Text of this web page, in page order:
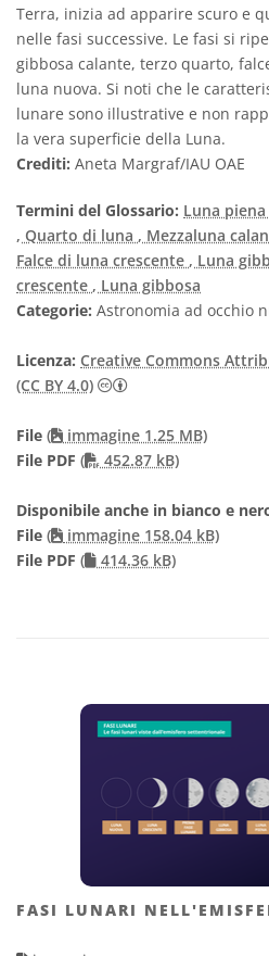
Terra, inizia ad apparire scuro e
nelle fasi successive. Le fasi si
gibbosa calante, terzo quarto,
luna nuova. Si noti che le
lunare sono illustrative e non
la vera superficie della Luna.
Crediti: Aneta Margraf/IAU OAE
Termini del Glossario: Luna piena
, Quarto di luna , Mezzaluna
Falce di luna crescente , Luna
crescente , Luna gibbosa
Categorie: Astronomia ad occhio
Licenza: Creative Commons
(CC BY 4.0)
Creative
File (
immagine 1.25 MB)
File PDF ( PDF file
452.87 kB)
Disponibile anche in bianco e
File (
immagine 158.04 kB)
File PDF ( 414.36 kB)
FASI LUNARI